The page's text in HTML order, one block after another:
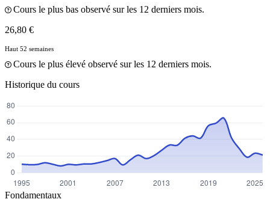
Cours le plus bas observé sur les 12 derniers mois.
26,80 €
Haut 52 semaines
Cours le plus élevé observé sur les 12 derniers mois.
Historique du cours
Fondamentaux